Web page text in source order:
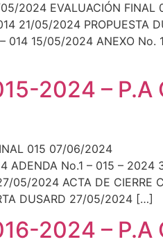
2024 EVALUACIÓN FINAL
21/05/2024 PROPUESTA
014 15/05/2024 ANEXO No.
2024 – P.A
015 07/06/2024
ADENDA No.1 – 015 –
05/2024 ACTA DE CIERRE
DUSARD 27/05/2024 […]
2024 – P.A